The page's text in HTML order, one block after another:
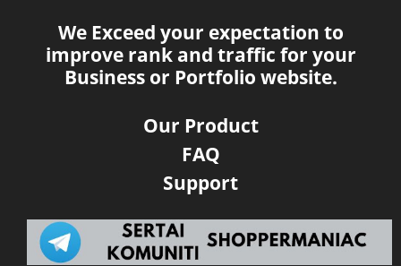
We Exceed your expectation to
improve rank and traffic for your
Business or Portfolio website.
Our Product
FAQ
Support